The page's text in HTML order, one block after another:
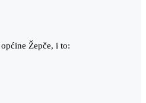
Žepče, i to: